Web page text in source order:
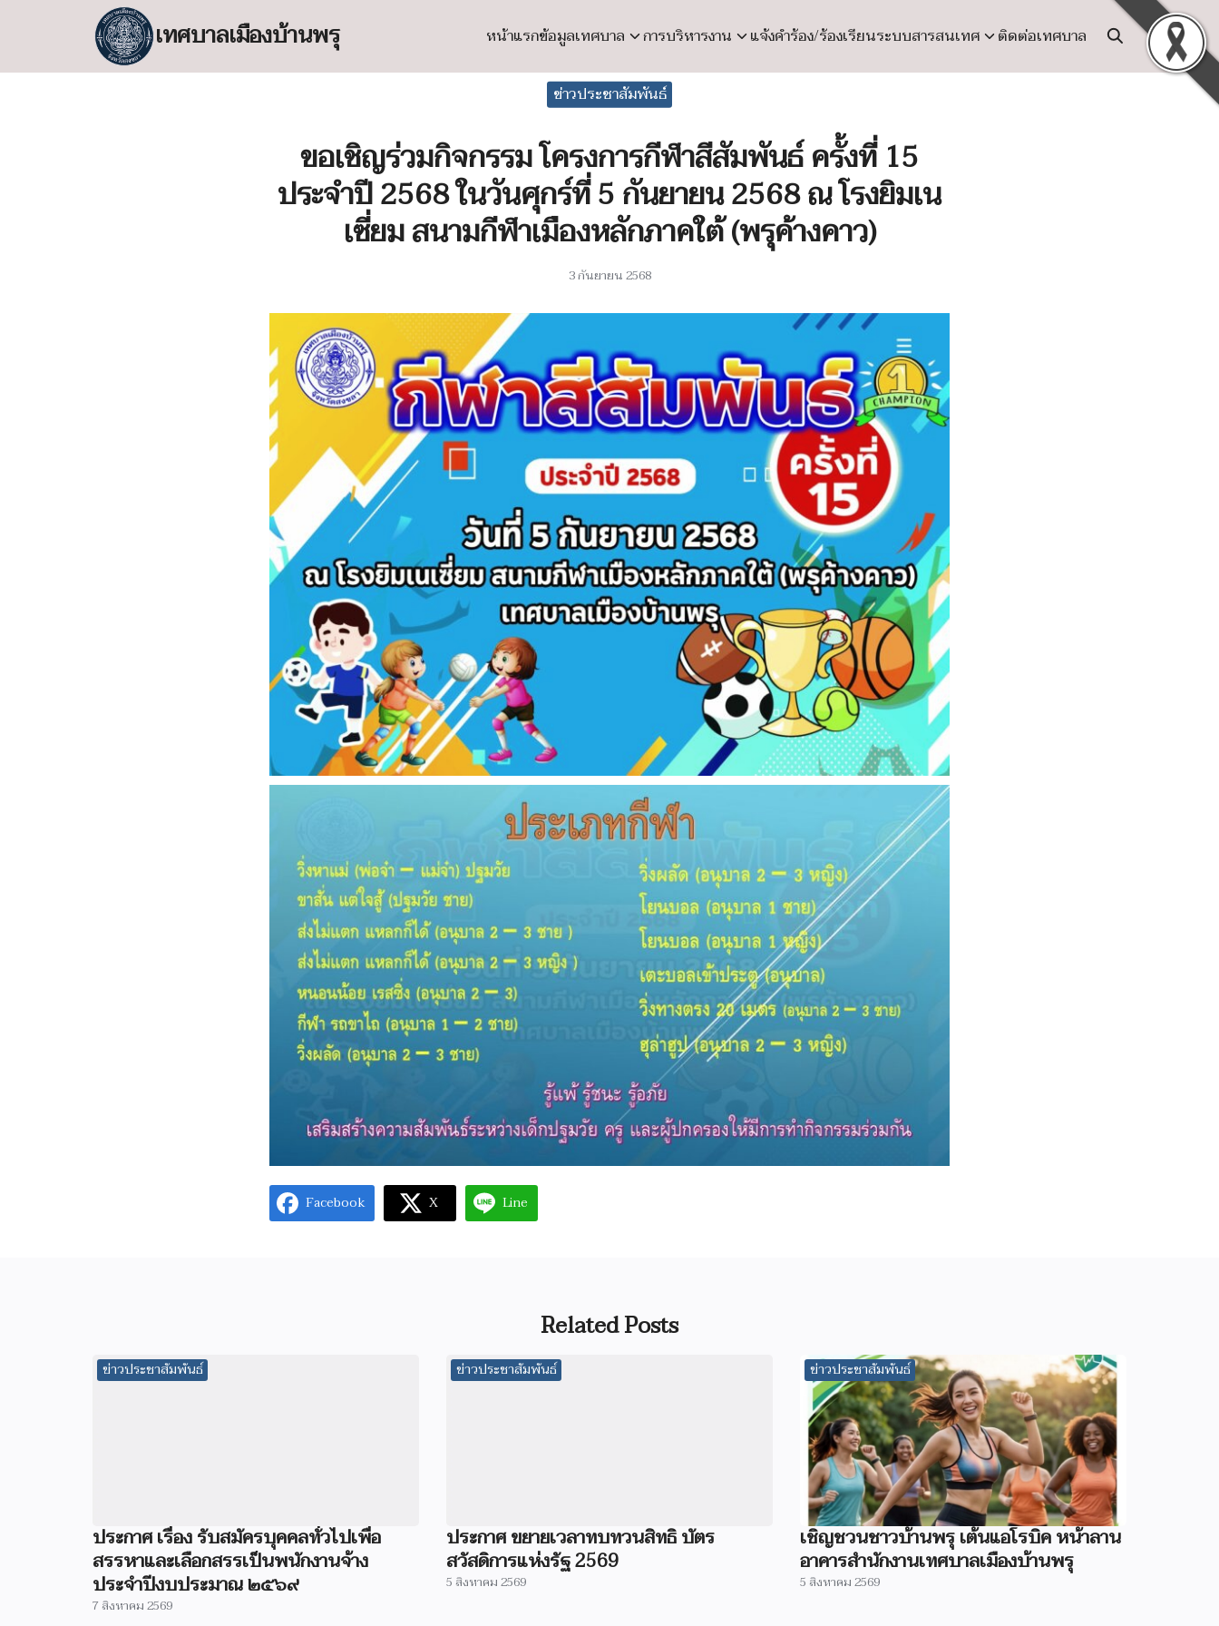
เทศบาลเมืองบ้านพรุ หน้าแรกข้อมูลเทศบาล การบริหารงาน แจ้งคำร้อง/ร้องเรียนระบบสารสนเทศ
ติดต่อเทศบาล
Search
ข่าวประชาสัมพันธ์
ขอเชิญร่วมกิจกรรม โครงการกีฬาสีสัมพันธ์ ครั้งที่ 15
ประจำปี 2568 ในวันศุกร์ที่ 5 กันยายน 2568 ณ โรงยิมเน
เซี่ยม สนามกีฬาเมืองหลักภาคใต้ (พรุค้างคาว)
3 กันยายน 2568
Facebook X Line
Related Posts
ข่าวประชาสัมพันธ์
ประกาศ เรื่อง รับสมัครบุคคลทั่วไปเพื่อ
สรรหาและเลือกสรรเป็นพนักงานจ้าง
ประจำปีงบประมาณ ๒๕๖๙
7 สิงหาคม 2569
ข่าวประชาสัมพันธ์
ประกาศ ขยายเวลาทบทวนสิทธิ บัตร
สวัสดิการแห่งรัฐ 2569
5 สิงหาคม 2569
ข่าวประชาสัมพันธ์
เชิญชวนชาวบ้านพรุ เต้นแอโรบิค หน้าลาน
อาคารสำนักงานเทศบาลเมืองบ้านพรุ
5 สิงหาคม 2569